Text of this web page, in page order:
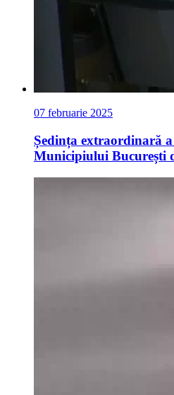
07 februarie 2025
Ședința extraordinară
Municipiului București